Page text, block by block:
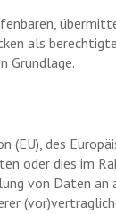
als
Grundlage.
(EU), des
oder dies im
von Daten an